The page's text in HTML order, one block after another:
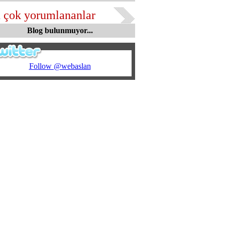
çok yorumlananlar
Blog bulunmuyor...
Follow @webaslan